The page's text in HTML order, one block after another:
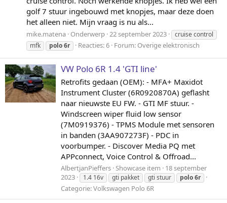
golf 7 stuur ingebouwd met knopjes, maar deze doen
het alleen niet. Mijn vraag is nu als...
mike.matena Onderwerp 22 september 2023
cruise control
mfk
polo6r Reacties: 6 Forum: Overige elektronisch
VW Polo 6R 1.4 'GTI line'
Retrofits gedaan (OEM): - MFA+ Maxidot
Instrument Cluster (6R0920870A) geflasht
naar nieuwste EU FW. - GTI MF stuur. -
Windscreen wiper fluid low sensor
(7M0919376) - TPMS Module met sensoren
in banden (3AA907273F) - PDC in
voorbumper. - Discover Media PQ met
APPconnect, Voice Control & Offroad...
AlbertjanPieffers Showcase item
18 september
2023
1.4 16v gti pakket gti stuur polo6r
Categorie:Volkswagen Polo 6R